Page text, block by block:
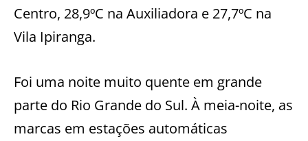
Centro, 28,9ºC na Auxiliadora e 27,7ºC na
Vila Ipiranga.
Foi uma noite muito quente em grande
parte do Rio Grande do Sul. À meia-noite, as
marcas em estações automáticas